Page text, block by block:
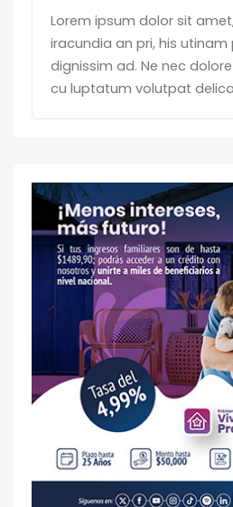
Lorem ipsum dolor sit
iracundia an pri, his utinam
dignissim ad. Ne nec
cu luptatum volutpat